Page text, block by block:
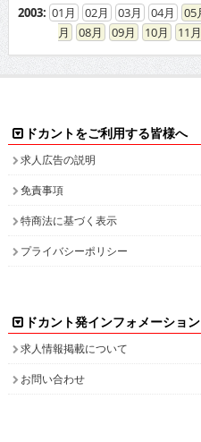
2003: 01 02 03 04 05
08
09 10 11
ドカントをご利用する皆様へ
求人広告の説明
免責事項
特商法に基づく表示
プライバシーポリシー
ドカント発インフォメーション
求人情報掲載について
お問い合わせ